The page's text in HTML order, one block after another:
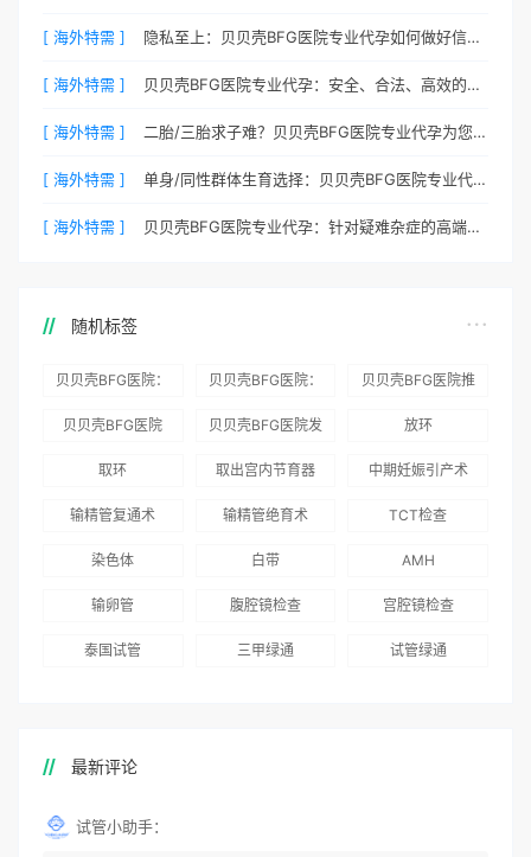
[ 海外特需 ] 隐私至上：贝贝壳BFG医院专业代孕如何做好信息保密？
[ 海外特需 ] 贝贝壳BFG医院专业代孕：安全、合法、高效的生育解决方案
[ 海外特需 ] 二胎/三胎求子难？贝贝壳BFG医院专业代孕为您分忧
[ 海外特需 ] 单身/同性群体生育选择：贝贝壳BFG医院专业代孕包容方案
[ 海外特需 ] 贝贝壳BFG医院专业代孕：针对疑难杂症的高端定制生育服务
随机标签
贝贝壳BFG医院：
务
贝贝壳BFG医院：
术”和“法律支持”
贝贝壳BFG医院推
贝贝壳BFG医院
贝贝壳BFG医院发
国版）》
放环
取环 取出宫内节育器 中期妊娠引产术
输精管复通术 输精管绝育术 TCT检查
染色体 白带 AMH
输卵管 腹腔镜检查 宫腔镜检查
泰国试管 三甲绿通 试管绿通
最新评论
试管小助手：